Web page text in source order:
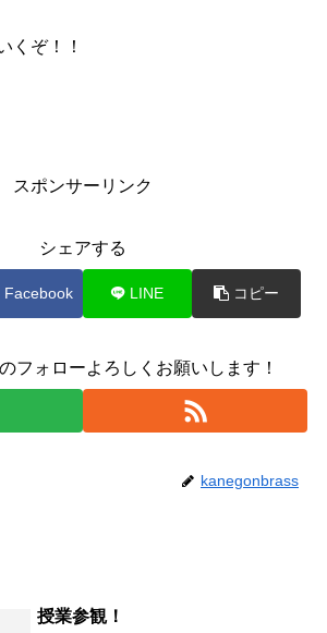
くぞ！！
スポンサーリンク
シェアする
Facebook LINE コピー
フォローよろしくお願いします！
kanegonbrass
授業参観！